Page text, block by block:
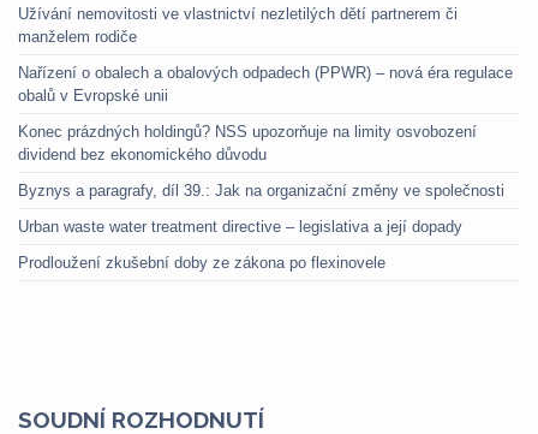
Užívání nemovitosti ve vlastnictví nezletilých dětí partnerem či
manželem rodiče
Nařízení o obalech a obalových odpadech (PPWR) – nová éra regulace
obalů v Evropské unii
Konec prázdných holdingů? NSS upozorňuje na limity osvobození
dividend bez ekonomického důvodu
Byznys a paragrafy, díl 39.: Jak na organizační změny ve společnosti
Urban waste water treatment directive – legislativa a její dopady
Prodloužení zkušební doby ze zákona po flexinovele
SOUDNÍ ROZHODNUTÍ